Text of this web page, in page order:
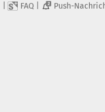
FAQ 2 Push-